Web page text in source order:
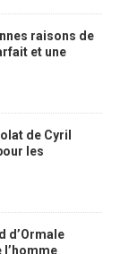
raisons de
et une
de Cyril
les
d’Ormale